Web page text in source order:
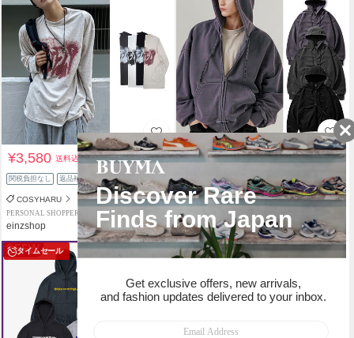
¥3,580送料込
関税負担なし 返品補償
COSYHARU
PERSONAL SHOPPER
einzshop
¥6,280送料込
関税負担なし 返品補償
EZKATON
PREMIUM PERSONAL SHOPPER
Lovely Girl
タイムセール